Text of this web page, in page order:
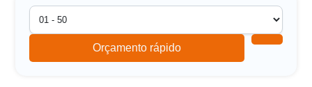
Orçamento rápido